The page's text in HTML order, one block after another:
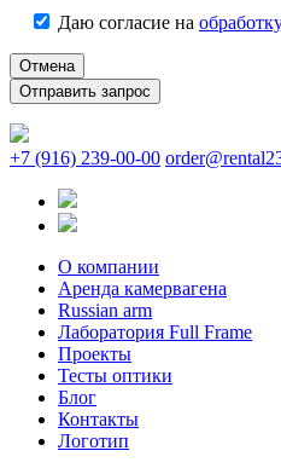
Даю согласие на
Отмена
+7 (916) 239-00-00
О компании
Аренда камервагена
Russian arm
Лаборатория Full Frame
Проекты
Тесты оптики
Блог
Контакты
Логотип